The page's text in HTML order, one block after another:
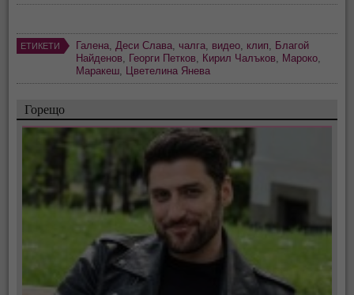
ЕТИКЕТИ Галена,Деси Слава, чалга, видео, клип, Благой
Найденов, Георги Петков, Кирил Чалъков, Мароко,
Маракеш, Цветелина Янева
Горещо